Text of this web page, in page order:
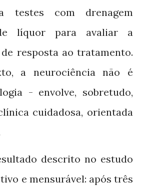
testes com drenagem
líquor para avaliar a
resposta ao tratamento.
a neurociência não é
- envolve, sobretudo,
cuidadosa, orientada
descrito no estudo
e mensurável: após três